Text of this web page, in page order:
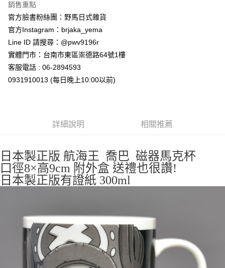
匯豐（台灣）商業銀行
聯邦商業銀行
玉山商業銀行
台新國際商業銀行
台灣樂天信用卡公司
街口支付
悠遊付
Google Pay
ATM付款
每筆NT$65，滿NT$999(含以上)免運費
每筆NT$65，滿NT$999(含以上)免運費
7-11取貨付款
每筆NT$65，滿NT$999(含以上)免運費
每筆NT$65，滿NT$999(含以上)免運費
每筆NT$100，滿NT$999(含以上)免運費
銷售重點
官方臉書粉絲團：野馬日式雜貨
官方Instagram：brjaka_yema
Line ID 請搜尋：@pwv9196r
實體門市：台南市東區崇德路64號1樓
客服電話 : 06-2894593
0931910013 (每日晚上10:00以前)
詳細說明 相關推薦
日本製正版 航海王 喬巴 磁器馬克杯
口徑8×高9cm 附外盒 送禮也很讚!
日本製正版有證紙 300ml